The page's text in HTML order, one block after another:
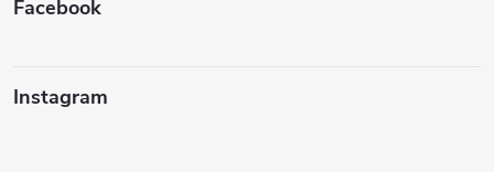
Facebook
Instagram